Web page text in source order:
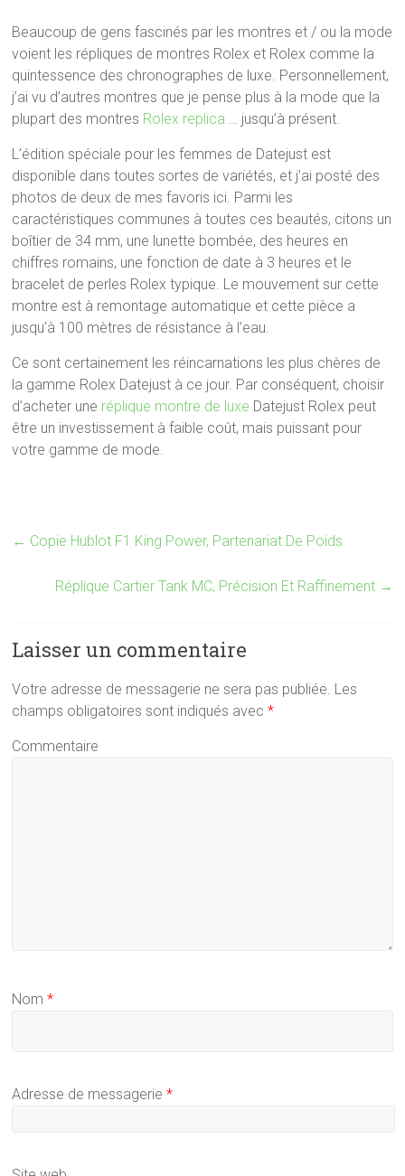
Beaucoup de gens fascinés par les montres et / ou la mode
voient les répliques de montres Rolex et Rolex comme la
quintessence des chronographes de luxe. Personnellement,
j’ai vu d’autres montres que je pense plus à la mode que la
plupart des montres Rolex replica … jusqu’à présent.
L’édition spéciale pour les femmes de Datejust est
disponible dans toutes sortes de variétés, et j’ai posté des
photos de deux de mes favoris ici. Parmi les
caractéristiques communes à toutes ces beautés, citons un
boîtier de 34 mm, une lunette bombée, des heures en
chiffres romains, une fonction de date à 3 heures et le
bracelet de perles Rolex typique. Le mouvement sur cette
montre est à remontage automatique et cette pièce a
jusqu’à 100 mètres de résistance à l’eau.
Ce sont certainement les réincarnations les plus chères de
la gamme Rolex Datejust à ce jour. Par conséquent, choisir
d’acheter une réplique montre de luxe Datejust Rolex peut
être un investissement à faible coût, mais puissant pour
votre gamme de mode.
← Copie Hublot F1 King Power, Partenariat De Poids
Réplique Cartier Tank MC, Précision Et Raffinement →
Laisser un commentaire
Votre adresse de messagerie ne sera pas publiée. Les
champs obligatoires sont indiqués avec*
Commentaire
Nom*
Adresse de messagerie*